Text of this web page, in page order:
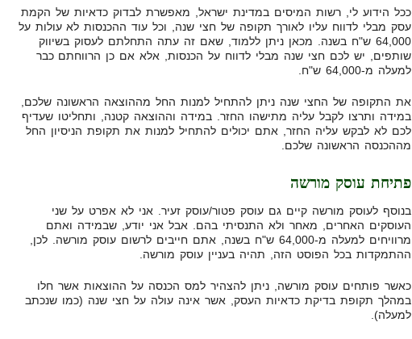
ככל הידוע לי, רשות המיסים במדינת ישראל, מאפשרת לבדוק כדאיות של הקמת
עסק מבלי לדווח עליו לאורך תקופה של חצי שנה, וכל עוד ההכנסות לא עולות על
64,000 ש"ח בשנה. מכאן ניתן ללמוד, שאם זה עתה התחלתם לעסוק בשיווק
שותפים, יש לכם חצי שנה מבלי לדווח על הכנסות, אלא אם כן הרווחתם כבר
למעלה מ-64,000 ש"ח.
את התקופה של החצי שנה ניתן להתחיל למנות החל מההוצאה הראשונה שלכם,
במידה ותרצו לקבל עליה מתישהו החזר. במידה וההוצאה קטנה, ותחליטו שעדיף
לכם לא לבקש עליה החזר, אתם יכולים להתחיל למנות את תקופת הניסיון החל
מההכנסה הראשונה שלכם.
פתיחת עוסק מורשה
בנוסף לעוסק מורשה קיים גם עוסק פטור/עוסק זעיר. אני לא אפרט על שני
העוסקים האחרים, מאחר ולא התנסיתי בהם. אבל אני יודע, שבמידה ואתם
מרוויחים למעלה מ-64,000 ש"ח בשנה, אתם חייבים לרשום עוסק מורשה. לכן,
ההתמקדות בכל הפוסט הזה, תהיה בעניין עוסק מורשה.
כאשר פותחים עוסק מורשה, ניתן להצהיר למס הכנסה על ההוצאות אשר חלו
במהלך תקופת בדיקת כדאיות העסק, אשר אינה עולה על חצי שנה (כמו שנכתב
למעלה).